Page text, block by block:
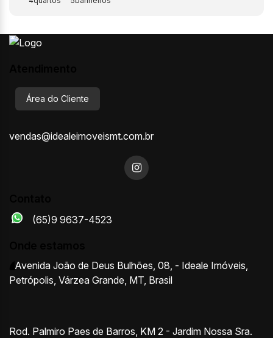
Área do Cliente
vendas@idealeimoveismt.com.br
(65)9 9637-4523
Avenida João de Deus Bulhões 08 - Ideale Imóveis
Petrópolis Várzea Grande MT Brasil
Rod. Palmiro Paes de Barros, KM 2 - Jardim Nossa Sra.